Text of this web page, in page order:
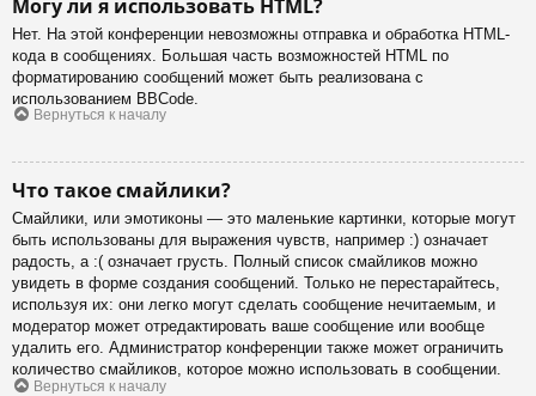
Могу ли я использовать HTML?
Нет. На этой конференции невозможны отправка и обработка HTML-
кода в сообщениях. Большая часть возможностей HTML по
форматированию сообщений может быть реализована с
использованием BBCode.
Вернуться к началу
Что такое смайлики?
Смайлики, или эмотиконы — это маленькие картинки, которые могут
быть использованы для выражения чувств, например :) означает
радость, а :( означает грусть. Полный список смайликов можно
увидеть в форме создания сообщений. Только не перестарайтесь,
используя их: они легко могут сделать сообщение нечитаемым, и
модератор может отредактировать ваше сообщение или вообще
удалить его. Администратор конференции также может ограничить
количество смайликов, которое можно использовать в сообщении.
Вернуться к началу